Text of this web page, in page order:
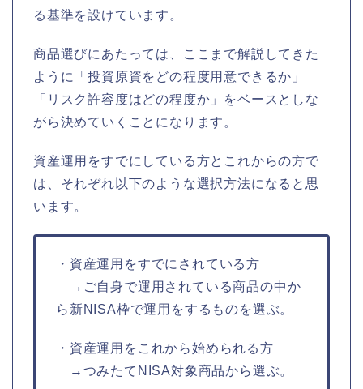
る基準を設けています。
商品選びにあたっては、ここまで解説してきた
ように「投資原資をどの程度用意できるか」
「リスク許容度はどの程度か」をベースとしな
がら決めていくことになります。
資産運用をすでにしている方とこれからの方で
は、それぞれ以下のような選択方法になると思
います。
・資産運用をすでにされている方
→ご自身で運用されている商品の中か
ら新NISA枠で運用をするものを選ぶ。
・資産運用をこれから始められる方
→つみたてNISA対象商品から選ぶ。